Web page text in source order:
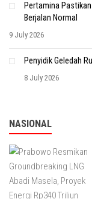
Pertamina
Berjalan Normal
9 July 2026
Penyidik Geledah
8 July 2026
NASIONAL